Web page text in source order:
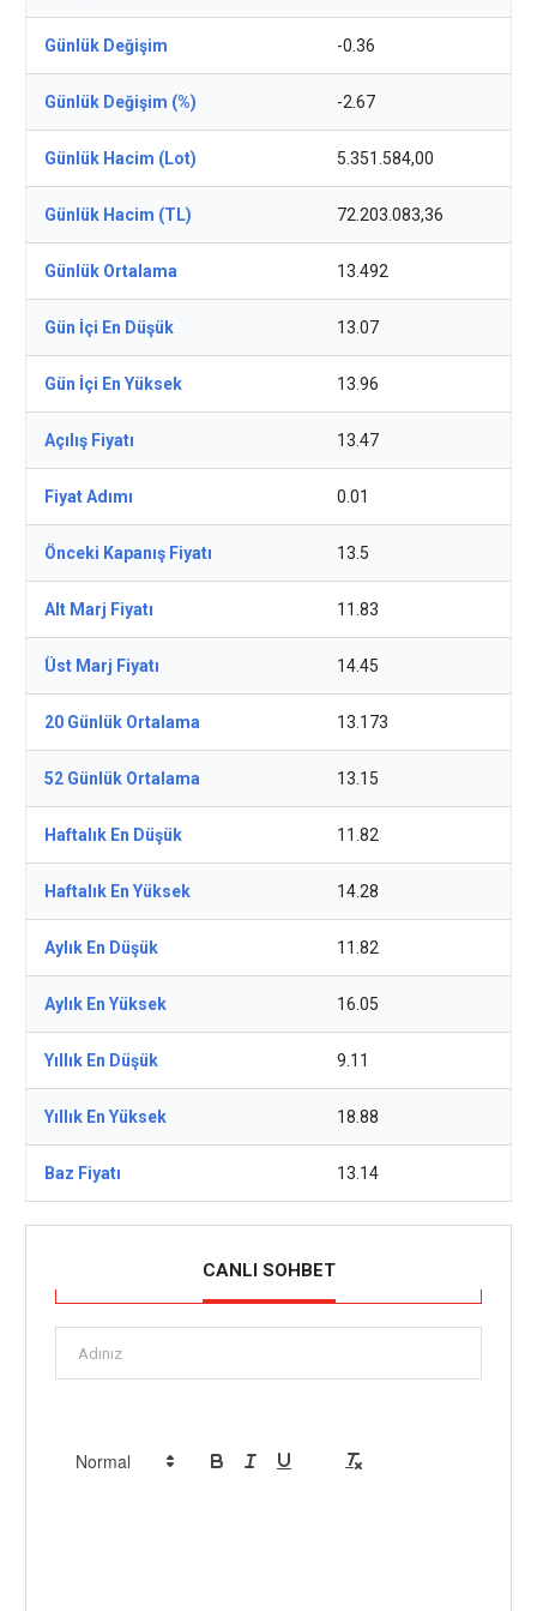
Günlük Değişim -0.36
Günlük Değişim (%) -2.67
Günlük Hacim (Lot) 5.351.584,00
Günlük Hacim (TL) 72.203.083,36
Günlük Ortalama 13.492
Gün İçi En Düşük 13.07
Gün İçi En Yüksek 13.96
Açılış Fiyatı 13.47
Fiyat Adımı 0.01
Önceki Kapanış Fiyatı 13.5
Alt Marj Fiyatı 11.83
Üst Marj Fiyatı 14.45
20 Günlük Ortalama 13.173
52 Günlük Ortalama 13.15
Haftalık En Düşük 11.82
Haftalık En Yüksek 14.28
Aylık En Düşük 11.82
Aylık En Yüksek 16.05
Yıllık En Düşük 9.11
Yıllık En Yüksek 18.88
Baz Fiyatı 13.14
CANLI SOHBET